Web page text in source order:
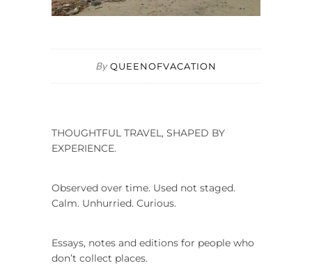
By QUEENOFVACATION
THOUGHTFUL TRAVEL, SHAPED BY
EXPERIENCE.
Observed over time. Used not staged.
Calm. Unhurried. Curious.
Essays, notes and editions for people who
don’t collect places.